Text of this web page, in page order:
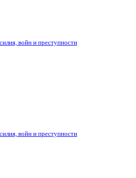
войн и преступности
войн и преступности